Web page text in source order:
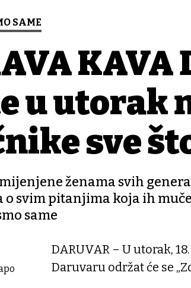
SAME
u utorak
sve
ženama svih
svim pitanjima koja ih
same
DARUVAR – U utorak,
Daruvaru održat će se